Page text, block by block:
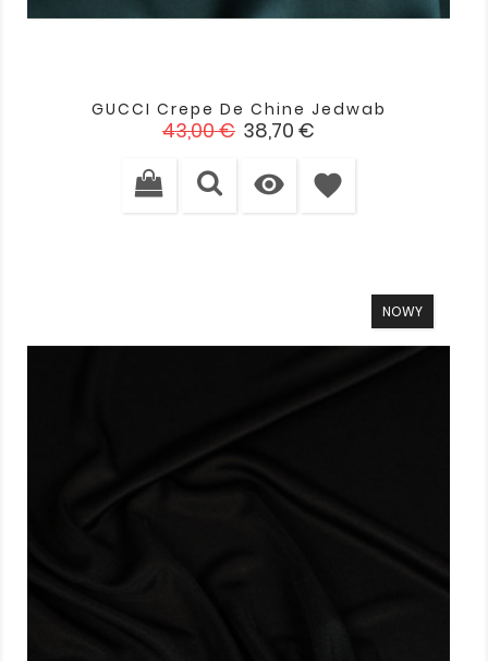
GUCCI Crepe De Chine Jedwab
Cena
43,00 € Cena
38,70 €
 favorite
NOWY